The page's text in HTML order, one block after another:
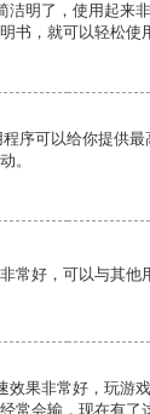
洁明了，使用起来
书，就可以轻松使
序可以给你提供
。
常好，可以与其他
效果非常好，玩游
常会输，现在有了